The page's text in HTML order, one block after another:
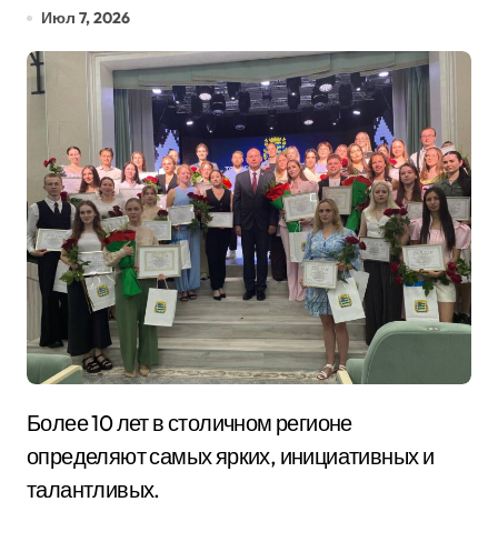
Июл 7, 2026
Более 10 лет в столичном регионе
определяют самых ярких, инициативных и
талантливых.